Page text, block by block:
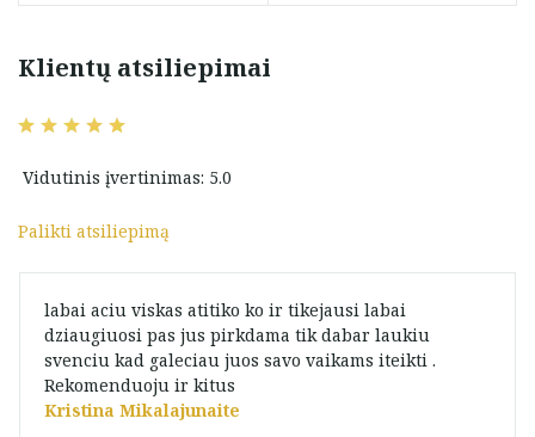
Klientų atsiliepimai
Vidutinis įvertinimas: 5.0
Palikti atsiliepimą
labai aciu viskas atitiko ko ir tikejausi labai
dziaugiuosi pas jus pirkdama tik dabar laukiu
svenciu kad galeciau juos savo vaikams iteikti .
Rekomenduoju ir kitus
Kristina Mikalajunaite